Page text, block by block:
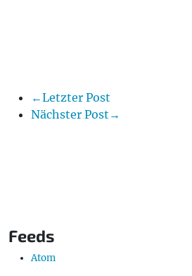
←Letzter Post
Nächster Post→
Feeds
Atom